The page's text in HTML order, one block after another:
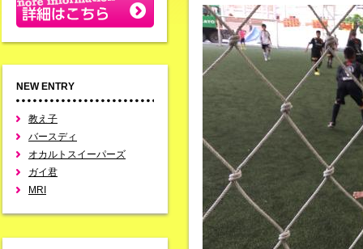
NEW ENTRY
教え子
バースディ
オカルトスイーパーズ
ガイ君
MRI